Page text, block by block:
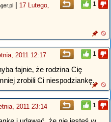
1
| 17 Lutego,
1
2011 12:17
fajnie, że rodzina Cię
zrobili Ci niespodziankę.
1
2011 23:14